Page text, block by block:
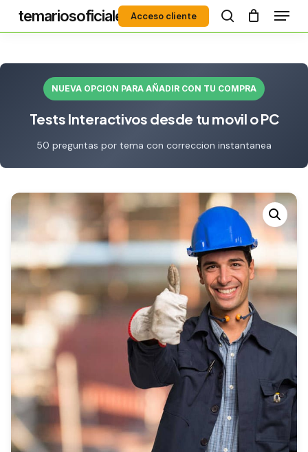
content
temariosoficiales
Acceso cliente
search
Menú
NUEVA OPCION PARA AÑADIR CON TU COMPRA
Tests Interactivos desde tu movil o PC
50 preguntas por tema con correccion instantanea